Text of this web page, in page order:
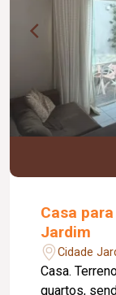
Casa
Jardim
Cidade
Casa. Terreno: 360 m². O imóvel conta com: 03
quartos,